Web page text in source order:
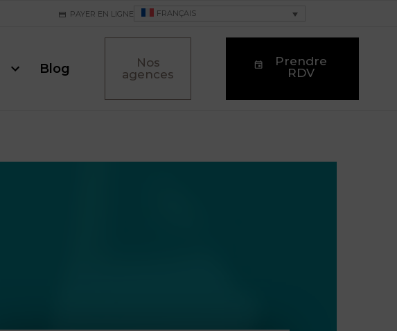
PAYER EN LIGNE FRANÇAIS
Blog
Nos
agences
Prendre
RDV